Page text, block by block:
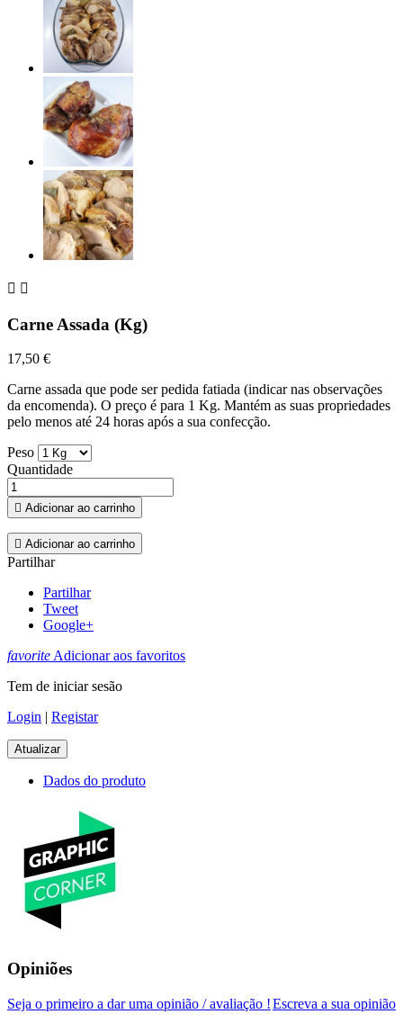
 
Carne Assada (Kg)
17,50 €
Carne assada que pode ser pedida fatiada (indicar nas observações
da encomenda). O preço é para 1 Kg. Mantém as suas propriedades
pelo menos até 24 horas após a sua confecção.
Peso
Quantidade
 Adicionar ao carrinho
 Adicionar ao carrinho
Partilhar
Partilhar
Tweet
Google+
favoriteAdicionar aos favoritos
Tem de iniciar sesão
Login | Registar
Dados do produto
Opiniões
Escreva a sua opinião
Seja o primeiro a dar uma opinião / avaliação !